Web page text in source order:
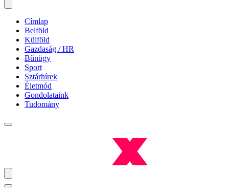
Címlap
Belföld
Külföld
Gazdaság / HR
Bűnügy
Sport
Sztárhírek
Életmód
Gondolataink
Tudomány